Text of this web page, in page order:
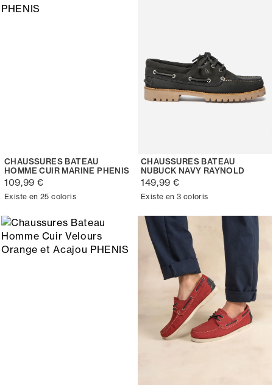
CHAUSSURES BATEAU
HOMME CUIR MARINE PHENIS
109,99 €
Existe en 25 coloris
CHAUSSURES BATEAU
NUBUCK NAVY RAYNOLD
149,99 €
Existe en 3 coloris